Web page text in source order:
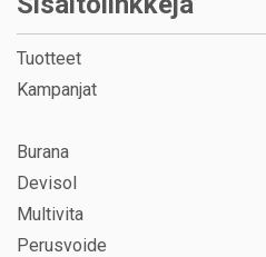
Tuotteet
Kampanjat
Burana
Devisol
Multivita
Perusvoide